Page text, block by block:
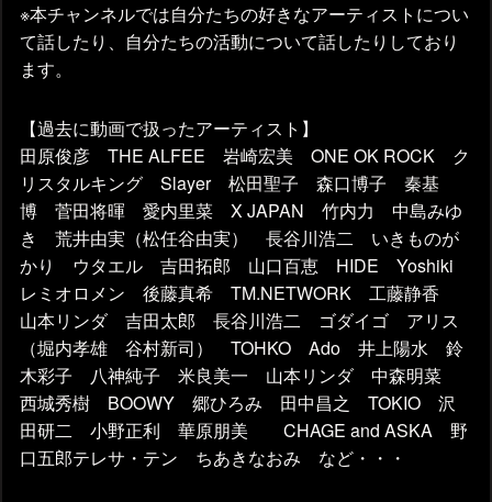
※本チャンネルでは自分たちの好きなアーティストについ
て話したり、自分たちの活動について話したりしており
ます。
【過去に動画で扱ったアーティスト】
田原俊彦 THE ALFEE 岩崎宏美 ONE OK ROCK ク
リスタルキング Slayer 松田聖子 森口博子 秦基
博 菅田将暉 愛内里菜 X JAPAN 竹内力 中島みゆ
き 荒井由実（松任谷由実） 長谷川浩二 いきものが
かり ウタエル 吉田拓郎 山口百恵 HIDE Yoshiki
レミオロメン 後藤真希 TM.NETWORK 工藤静香
山本リンダ 吉田太郎 長谷川浩二 ゴダイゴ アリス
（堀内孝雄 谷村新司） TOHKO Ado 井上陽水 鈴
木彩子 八神純子 米良美一 山本リンダ 中森明菜
西城秀樹 BOOWY 郷ひろみ 田中昌之 TOKIO 沢
田研二 小野正利 華原朋美 CHAGE and ASKA 野
口五郎テレサ・テン ちあきなおみ など・・・